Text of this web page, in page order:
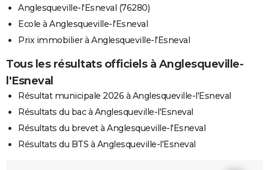
Anglesqueville-l'Esneval (76280)
Ecole à Anglesqueville-l'Esneval
Prix immobilier à Anglesqueville-l'Esneval
Tous les résultats officiels à Anglesqueville-
l'Esneval
Résultat municipale 2026 à Anglesqueville-l'Esneval
Résultats du bac à Anglesqueville-l'Esneval
Résultats du brevet à Anglesqueville-l'Esneval
Résultats du BTS à Anglesqueville-l'Esneval